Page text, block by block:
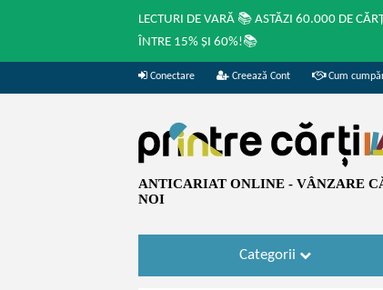
LECTURI DE VARĂ 📚 ASTĂZI 60.000 DE
ÎNTRE 15% ȘI 60%!📚
Conectare Creează Cont Cum
ANTICARIAT ONLINE - VÂNZARE
NOI
Categorii